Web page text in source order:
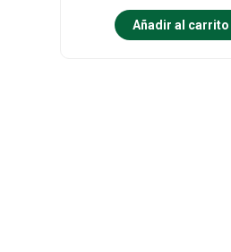
Añadir al carrito